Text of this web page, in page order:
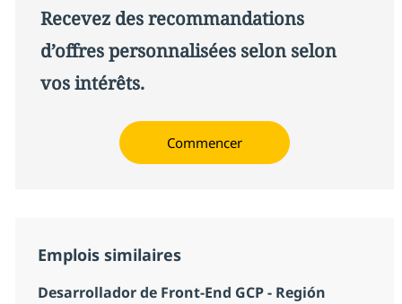
Recevez des recommandations
d’offres personnalisées selon selon
vos intérêts.
Commencer
Emplois similaires
Desarrollador de Front-End GCP - Región